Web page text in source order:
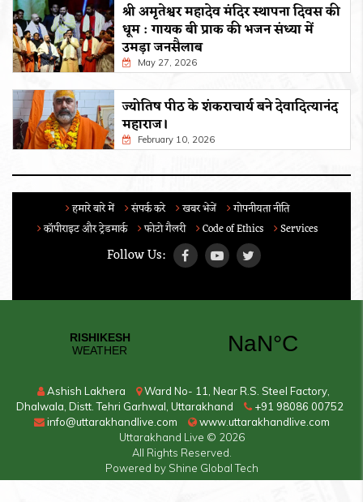
श्री अमृतेश्वर महादेव मंदिर स्थापना दिवस की
धूम : गायक बी प्राक की भजन संध्या में
उमड़ा जनसैलाब
May 27, 2026
ज्योतिष पीठ के शंकराचार्य बने देवादित्यानंद
महाराज।
February 10, 2026
हमारे बारे में संपर्क करे खबर भेजें
गोपनीयता नीति
कॉपीराइट और ट्रेडमार्क
फोटो गैलरी Code of Ethics Services
Follow Us:
Ashish Lakhera
Ward No- 11, Near R.S. Steel Factory,
Dhalwala, Distt. Tehri Garhwal, Uttarakhand
+91 98086 00752
info@uttarakhandlive.com
www.uttarakhandlive.com
Uttarakhand Live © 2026
All Rights Reserved.
Powered by Shine Global Tech